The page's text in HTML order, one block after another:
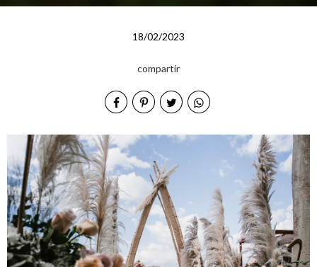
18/02/2023
compartir